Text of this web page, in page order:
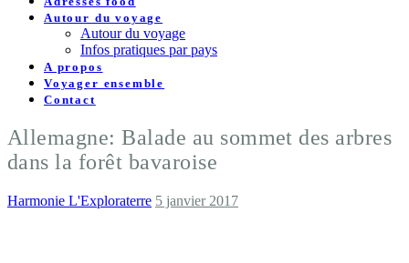
Autour du voyage
Autour du voyage
Infos pratiques par pays
A propos
Voyager ensemble
Contact
Allemagne: Balade au sommet des arbres
dans la forêt bavaroise
Harmonie L'Exploraterre 5 janvier 2017